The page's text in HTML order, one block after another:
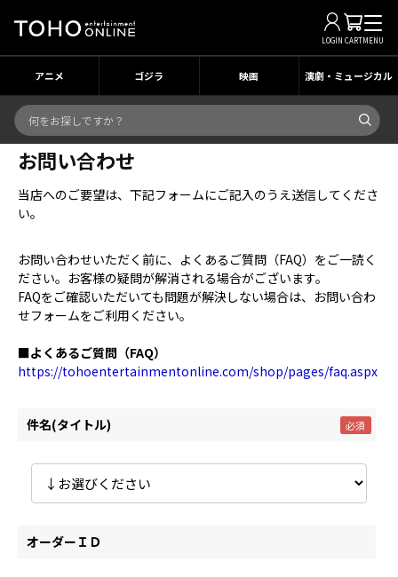
LOGIN CARTMENU
アニメ ゴジラ 映画 演劇・ミュージカル
お問い合わせ
当店へのご要望は、下記フォームにご記入のうえ送信してくださ
い。
お問い合わせいただく前に、よくあるご質問（FAQ）をご一読く
ださい。お客様の疑問が解消される場合がございます。
FAQをご確認いただいても問題が解決しない場合は、お問い合わ
せフォームをご利用ください。
■よくあるご質問（FAQ）
https://tohoentertainmentonline.com/shop/pages/faq.aspx
件名(タイトル)
オーダーＩＤ